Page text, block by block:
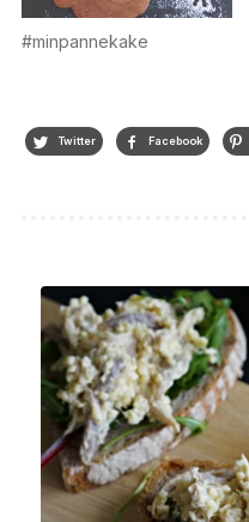
#minpannekake
Twitter Facebook